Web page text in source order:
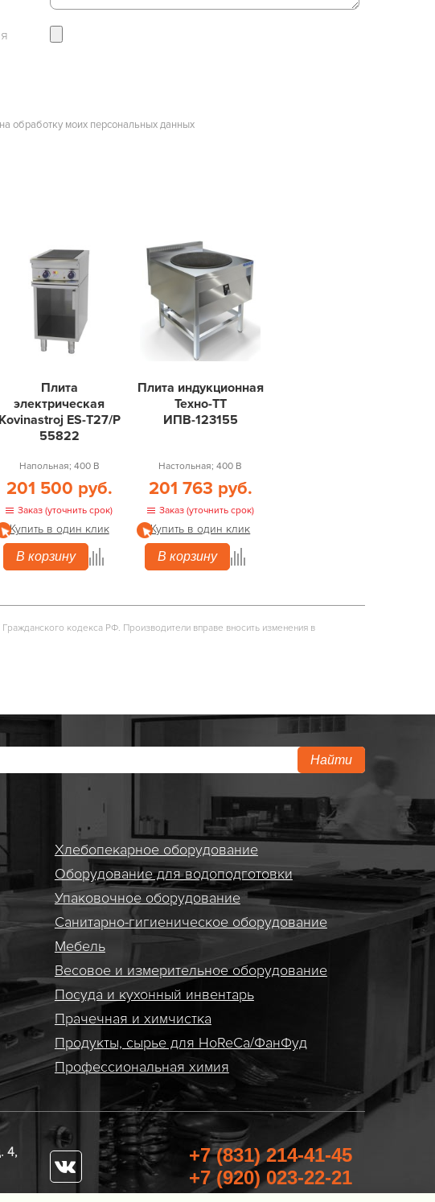
обработку моих персональных данных
Плита
электрическая
Kovinastroj ES-T27/P
55822
Напольная; 400 В
201 500 руб.
Заказ (уточнить срок)
Купить в один клик
В корзину
Плита индукционная
Техно-ТТ
ИПВ-123155
Настольная; 400 В
201 763 руб.
Заказ (уточнить срок)
Купить в один клик
В корзину
кодекса РФ. Производители вправе вносить изменения в
Найти
Хлебопекарное оборудование
Оборудование для водоподготовки
Упаковочное оборудование
Санитарно-гигиеническое оборудование
Мебель
Весовое и измерительное оборудование
Посуда и кухонный инвентарь
Прачечная и химчистка
Продукты, сырье для HoReCa/ФанФуд
Профессиональная химия
4,
+7 (831) 214-41-45
+7 (920) 023-22-21